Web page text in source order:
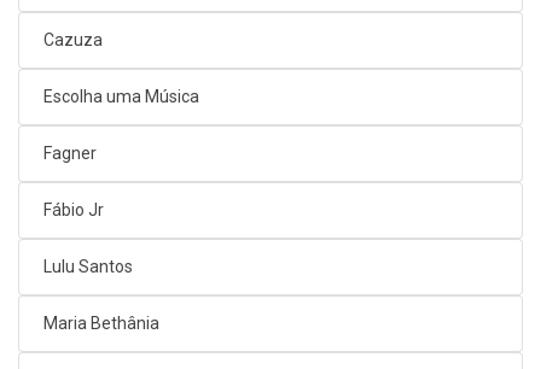
Cazuza
Escolha uma Música
Fagner
Fábio Jr
Lulu Santos
Maria Bethânia